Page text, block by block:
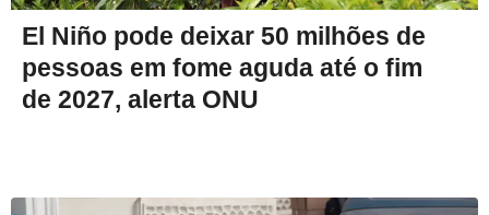
El Niño pode deixar 50 milhões de
pessoas em fome aguda até o fim
de 2027, alerta ONU